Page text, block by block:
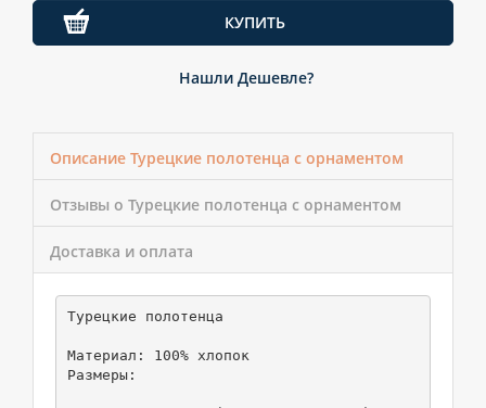
КУПИТЬ
Нашли Дешевле?
Описание Турецкие полотенца с орнаментом
Отзывы о Турецкие полотенца с орнаментом
Доставка и оплата
Турецкие полотенца
Материал: 100% хлопок
Размеры: